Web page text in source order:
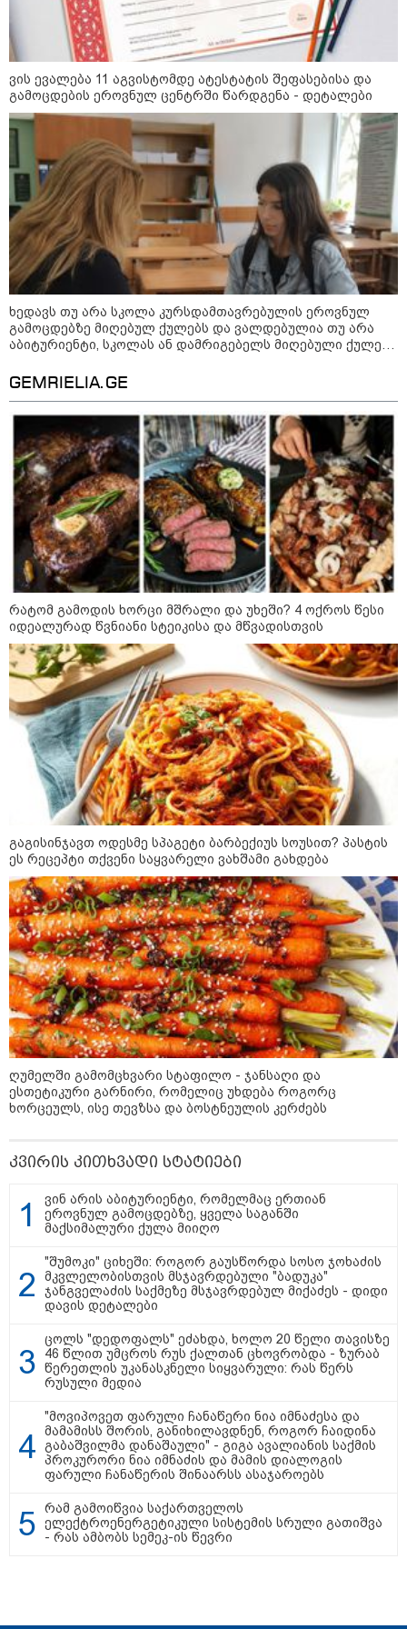
პაატა ზაქარეიშვილი - მეგონა,
სხვა ომზე ჰყვებოდა, რაც
ბარამიძემ თქვა, საერთო არ აქვს
რეალობასთან, რაც აფხაზეთში
იყო - შემიძლია ადამიანებს
ვაჩვენო უამრავი საბუთი, სადაც
კომისია მუშაობს და ბარამიძე იქ
არ ჩანს
მარშის - „გვახსოვს გმირები,
გვახსოვს მტერი” - მონაწილეებმა
გმირთა მემორიალთან სანთლები
დაანთეს და გმირების ხსოვნას
პატივი მიაგეს
საზოგადოება
09:00 / 07-08-2026
18 წელი აგვისტოს ომიდან - ტრაგიკული
მოვლენების ქრონოლოგია, რომელიც
შესაძლოა, აღარ გვახსოვს
22:28 / 07-08-2026
სად იზღუდება მოძრაობა -
თბილისის მერია ინფორმაციას
ავრცელებს
21:30 / 07-08-2026
თბილისში, ლოზუნგით
„გვახსოვს გმირები, გვახსოვს
მტერი” მსვლელობა
მიმდინარეობს
20:58 / 07-08-2026
"იპოვონ ერთი გოგონა, ვისაც
გიგა სექსუალურად ავიწროებდა
- თუ გამოჩნდება ასეთი
გოგონა, 10 000 ლარს
დედა განცხადებას ავრცელებს
"ვიდეოს ნახვა ჩემთვის იყო
სიკვდილი - ისეთი ხმა აქვს,
თითქოს ეხვეწება, ცუდად არის"
ბიჭის დედა გავრცელებულ
ვიდეოზე პირველ კომენტარს
აკეთებს
პაატა ზაქარეიშვილის მწვავე
პასუხი გიორგი ბარამიძის
სკანდალურ განცხადებაზე -
"ყველაფერი დეტალურად ვიცი...
კამანში მოკლული ქართველები მე
გადმოვასვენე... ბარამიძე კი
ტყუის"
ვის ევალება 11 აგვისტომდე ატესტატის შეფასებისა და
გამოცდების ეროვნულ ცენტრში წარდგენა - დეტალები
ხედავს თუ არა სკოლა კურსდამთავრებულის ეროვნულ
გამოცდებზე მიღებულ ქულებს და ვალდებულია თუ არა
აბიტურიენტი, სკოლას ან დამრიგებელს მიღებული ქულები
GEMRIELIA.GE
რატომ გამოდის ხორცი მშრალი და უხეში? 4 ოქროს წესი
იდეალურად წვნიანი სტეიკისა და მწვადისთვის
გაგისინჯავთ ოდესმე სპაგეტი ბარბექიუს სოუსით? პასტის
ეს რეცეპტი თქვენი საყვარელი ვახშამი გახდება
ღუმელში გამომცხვარი სტაფილო - ჯანსაღი და
ესთეტიკური გარნირი, რომელიც უხდება როგორც
ხორცეულს, ისე თევზსა და ბოსტნეულის კერძებს
კვირის კითხვადი სტატიები
ვინ არის აბიტურიენტი, რომელმაც ერთიან
ეროვნულ გამოცდებზე, ყველა საგანში
მაქსიმალური ქულა მიიღო
"შუმოკი" ციხეში: როგორ გაუსწორდა სოსო ჯოხაძის
მკვლელობისთვის მსჯავრდებული "ბადუკა"
ჯანგველაძის საქმეზე მსჯავრდებულ მიქაძეს - დიდი
დავის დეტალები
ცოლს "დედოფალს" ეძახდა, ხოლო 20 წელი თავისზე
46 წლით უმცროს რუს ქალთან ცხოვრობდა - ზურაბ
წერეთლის უკანასკნელი სიყვარული: რას წერს
რუსული მედია
"მოვიპოვეთ ფარული ჩანაწერი ნია იმნაძესა და
მამამისს შორის, განიხილავდნენ, როგორ ჩაიდინა
გაბაშვილმა დანაშაული" - გიგა ავალიანის საქმის
პროკურორი ნია იმნაძის და მამის დიალოგის
ფარული ჩანაწერის შინაარსს ასაჯაროებს
რამ გამოიწვია საქართველოს
ელექტროენერგეტიკული სისტემის სრული გათიშვა
- რას ამბობს სემეკ-ის წევრი